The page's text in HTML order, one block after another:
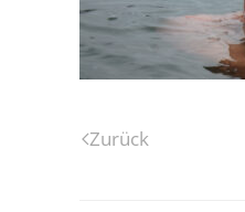
Zurück